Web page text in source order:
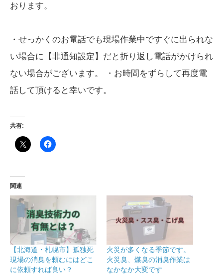
おります。
・せっかくのお電話でも現場作業中ですぐに出られな
い場合に【非通知設定】だと折り返し電話がかけられ
ない場合がございます。 ・お時間をずらして再度電
話して頂けると幸いです。
共有:
関連
【北海道・札幌市】孤独死
現場の消臭を頼むにはどこ
に依頼すれば良い？
火災が多くなる季節です。
火災臭、煤臭の消臭作業は
なかなか大変です